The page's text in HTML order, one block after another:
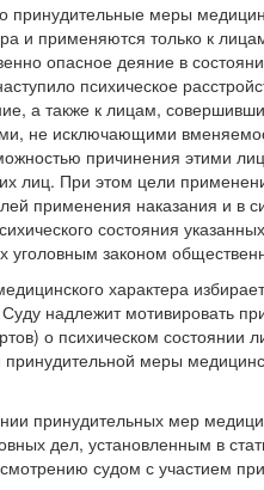
принудительные меры
и применяются только к
опасное деяние в
психическое
а также к лицам,
не исключающими
причинения этими
лиц. При этом цели
применения наказания и в
состояния
уголовным законом
характера
надлежит мотивировать
о психическом состоянии
меры
принудительных мер
дел, установленным в
судом с участием